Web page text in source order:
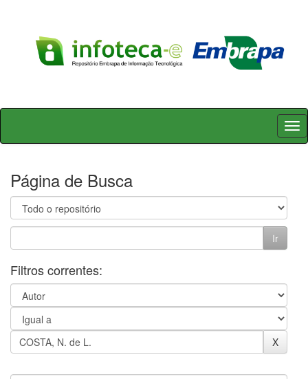
Skip
Página de Busca
Filtros correntes: